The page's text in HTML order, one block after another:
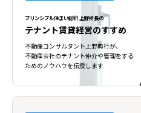
プリンシプル住まい総研 上野所長の
テナント賃貸経営のすすめ
不動産コンサルタント上野典行が、
不動産会社のテナント仲介や管理をする
ためのノウハウを伝授します